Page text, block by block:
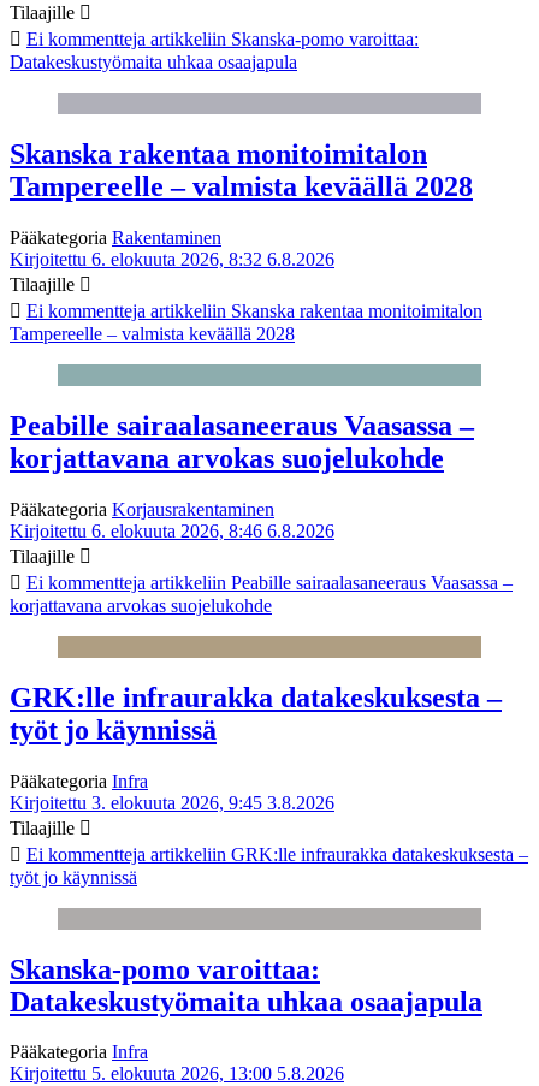
Tilaajille
Ei kommentteja artikkeliin Skanska-pomo varoittaa:
Datakeskustyömaita uhkaa osaajapula
Skanska rakentaa monitoimitalon
Tampereelle – valmista keväällä 2028
Pääkategoria Rakentaminen
Kirjoitettu 6. elokuuta 2026, 8:32 6.8.2026
Tilaajille
Ei kommentteja artikkeliin Skanska rakentaa monitoimitalon
Tampereelle – valmista keväällä 2028
Peabille sairaalasaneeraus Vaasassa –
korjattavana arvokas suojelukohde
Pääkategoria Korjausrakentaminen
Kirjoitettu 6. elokuuta 2026, 8:46 6.8.2026
Tilaajille
Ei kommentteja artikkeliin Peabille sairaalasaneeraus Vaasassa –
korjattavana arvokas suojelukohde
GRK:lle infraurakka datakeskuksesta –
työt jo käynnissä
Pääkategoria Infra
Kirjoitettu 3. elokuuta 2026, 9:45 3.8.2026
Tilaajille
Ei kommentteja artikkeliin GRK:lle infraurakka datakeskuksesta –
työt jo käynnissä
Skanska-pomo varoittaa:
Datakeskustyömaita uhkaa osaajapula
Pääkategoria Infra
Kirjoitettu 5. elokuuta 2026, 13:00 5.8.2026